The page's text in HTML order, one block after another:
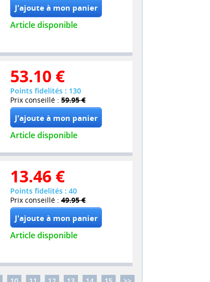
Article disponible
53.10 €
Points fidelités : 130
Prix conseillé : 59.95 €
Article disponible
13.46 €
Points fidelités : 40
Prix conseillé : 49.95 €
Article disponible